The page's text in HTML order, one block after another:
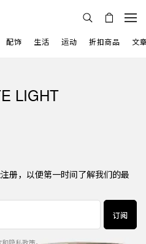
配饰 生活 运动 折扣商品 文
LIGHT
册，以便第一时间了解我们的最
订阅